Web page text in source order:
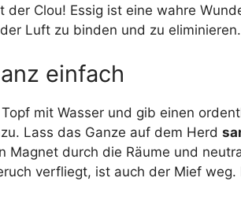
der Clou! Essig ist eine wahre
Luft zu binden und zu eliminieren.
einfach
mit Wasser und gib einen
Lass das Ganze auf dem Herd
Magnet durch die Räume und
verfliegt, ist auch der Mief